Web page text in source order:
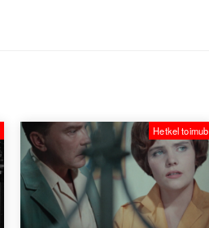
Hetkel toimub